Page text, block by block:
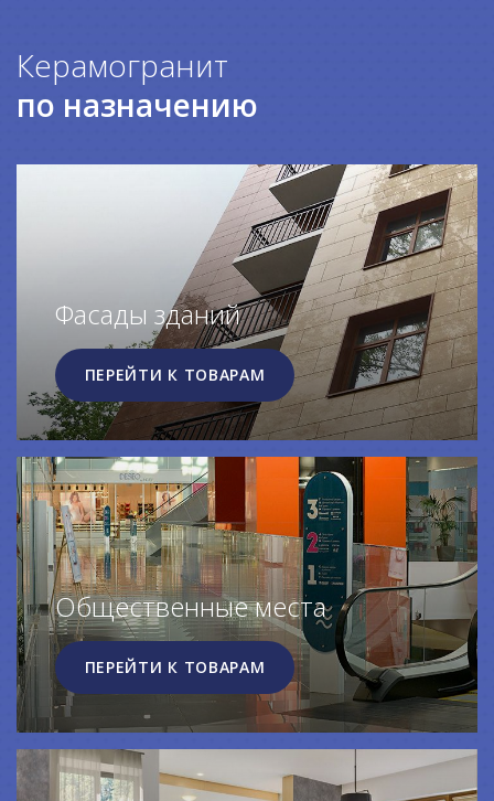
Керамогранит
по назначению
Фасады зданий
ПЕРЕЙТИ К ТОВАРАМ
Общественные места
ПЕРЕЙТИ К ТОВАРАМ